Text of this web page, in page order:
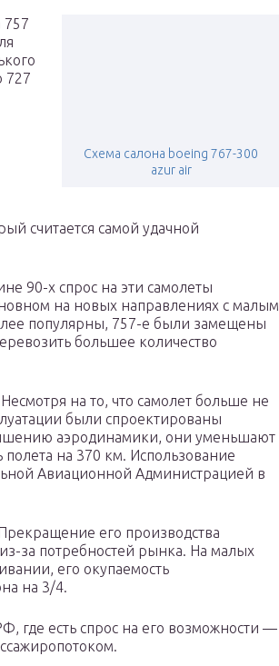
Схема салона boeing 767-300
azur air
757
727
считается самой удачной
90-х спрос на эти самолеты
на новых направлениях с малым
популярны, 757-е были замещены
большее количество
на то, что самолет больше не
были спроектированы
аэродинамики, они уменьшают
полета на 370 км. Использование
Авиационной Администрацией в
его производства
за потребностей рынка. На малых
его окупаемость
на 3/4.
где есть спрос на его возможности —